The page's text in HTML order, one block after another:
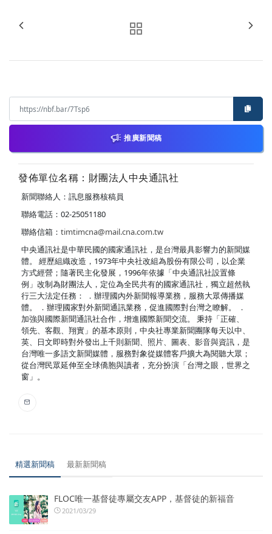
推廣新聞稿
發佈單位名稱：財團法人中央通訊社
新聞聯絡人：訊息服務核稿員
聯絡電話：02-25051180
聯絡信箱： timtimcna@mail.cna.com.tw
中央通訊社是中華民國的國家通訊社，是台灣最具影響力的新聞媒
體。 經歷組織改造，1973年中央社改組為股份有限公司，以企業
方式經營；隨著民主化發展，1996年依據「中央通訊社設置條
例」改制為財團法人，定位為全民共有的國家通訊社，獨立超然執
行三大法定任務： ．辦理國內外新聞報導業務，服務大眾傳播媒
體。 ．辦理國家對外新聞通訊業務，促進國際對台灣之瞭解。 ．
加強與國際新聞通訊社合作，增進國際新聞交流。 秉持「正確、
領先、客觀、翔實」的基本原則，中央社專業新聞團隊每天以中、
英、日文即時對外發出上千則新聞、照片、圖表、影音與資訊，是
台灣唯一多語文新聞媒體，服務對象從媒體客戶擴大為閱聽大眾；
從台灣民眾延伸至全球僑胞與讀者，充分扮演「台灣之眼，世界之
窗」。
精選新聞稿 最新新聞稿
FLOC唯一基督徒專屬交友APP，基督徒的新福音
2021/03/29